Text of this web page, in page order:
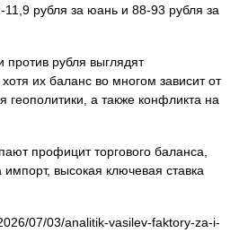
11,9 рубля за юань и 88-93 рубля за
рубля выглядят
их баланс во многом зависит от
геополитики, а также конфликта на
профицит торгового баланса,
высокая ключевая ставка
07/03/analitik-vasilev-faktory-za-i-